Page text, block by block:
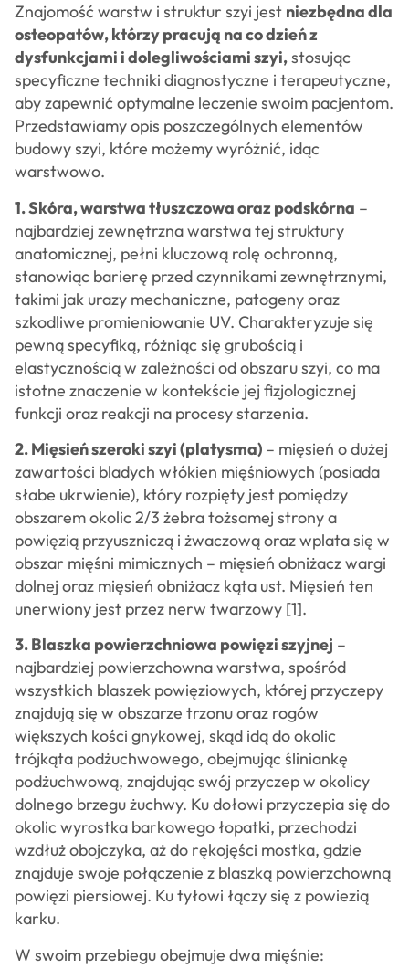
Znajomość warstw i struktur szyi jest niezbędna dla
osteopatów, którzy pracują na co dzień z
dysfunkcjami i dolegliwościami szyi,stosując
specyficzne techniki diagnostyczne i terapeutyczne,
aby zapewnić optymalne leczenie swoim pacjentom.
Przedstawiamy opis poszczególnych elementów
budowy szyi, które możemy wyróżnić, idąc
warstwowo.
1. Skóra, warstwa tłuszczowa oraz podskórna –
najbardziej zewnętrzna warstwa tej struktury
anatomicznej, pełni kluczową rolę ochronną,
stanowiąc barierę przed czynnikami zewnętrznymi,
takimi jak urazy mechaniczne, patogeny oraz
szkodliwe promieniowanie UV. Charakteryzuje się
pewną specyfiką, różniąc się grubością i
elastycznością w zależności od obszaru szyi, co ma
istotne znaczenie w kontekście jej fizjologicznej
funkcji oraz reakcji na procesy starzenia.
2. Mięsień szeroki szyi (platysma) – mięsień o dużej
zawartości bladych włókien mięśniowych (posiada
słabe ukrwienie), który rozpięty jest pomiędzy
obszarem okolic 2/3 żebra tożsamej strony a
powięzią przyuszniczą i żwaczową oraz wplata się w
obszar mięśni mimicznych – mięsień obniżacz wargi
dolnej oraz mięsień obniżacz kąta ust. Mięsień ten
unerwiony jest przez nerw twarzowy [1].
3. Blaszka powierzchniowa powięzi szyjnej –
najbardziej powierzchowna warstwa, spośród
wszystkich blaszek powięziowych, której przyczepy
znajdują się w obszarze trzonu oraz rogów
większych kości gnykowej, skąd idą do okolic
trójkąta podżuchwowego, obejmując śliniankę
podżuchwową, znajdując swój przyczep w okolicy
dolnego brzegu żuchwy. Ku dołowi przyczepia się do
okolic wyrostka barkowego łopatki, przechodzi
wzdłuż obojczyka, aż do rękojęści mostka, gdzie
znajduje swoje połączenie z blaszką powierzchowną
powięzi piersiowej. Ku tyłowi łączy się z powiezią
karku.
W swoim przebiegu obejmuje dwa mięśnie: